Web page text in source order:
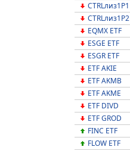
CTRLлиз1Р1
CTRLлиз1Р2
EQMX ETF
ESGE ETF
ESGR ETF
ETF AKIE
ETF AKMB
ETF AKME
ETF DIVD
ETF GROD
FINC ETF
FLOW ETF